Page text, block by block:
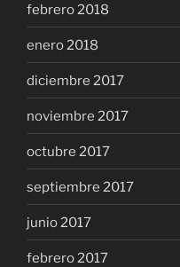
febrero 2018
enero 2018
diciembre 2017
noviembre 2017
octubre 2017
septiembre 2017
junio 2017
febrero 2017